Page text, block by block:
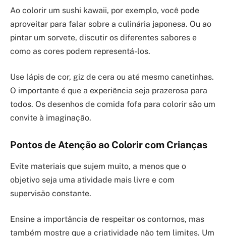
Ao colorir um sushi kawaii, por exemplo, você pode
aproveitar para falar sobre a culinária japonesa. Ou ao
pintar um sorvete, discutir os diferentes sabores e
como as cores podem representá-los.
Use lápis de cor, giz de cera ou até mesmo canetinhas.
O importante é que a experiência seja prazerosa para
todos. Os desenhos de comida fofa para colorir são um
convite à imaginação.
Pontos de Atenção ao Colorir com Crianças
Evite materiais que sujem muito, a menos que o
objetivo seja uma atividade mais livre e com
supervisão constante.
Ensine a importância de respeitar os contornos, mas
também mostre que a criatividade não tem limites. Um